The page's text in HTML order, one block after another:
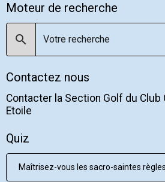
Moteur de recherche
Contactez nous
Contacter la Section Golf du
Etoile
Quiz
Maîtrisez-vous les sacro-saintes